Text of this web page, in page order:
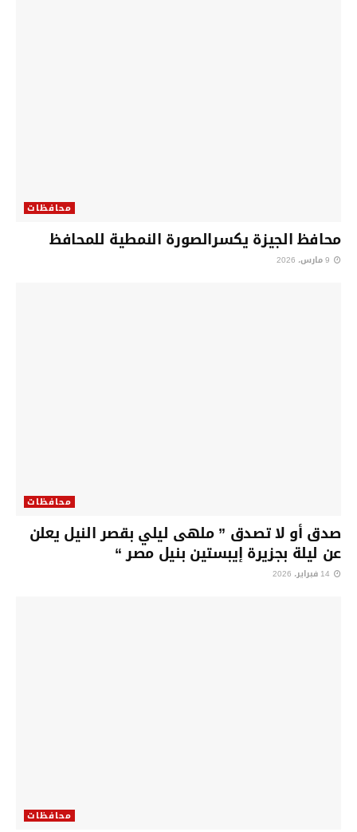
محافظات
محافظ الجيزة يكسرالصورة النمطية للمحافظ
محافظات
صدق أو لا تصدق ” ملهى ليلي بقصر النيل يعلن
عن ليلة بجزيرة إيبستين بنيل مصر “
محافظات